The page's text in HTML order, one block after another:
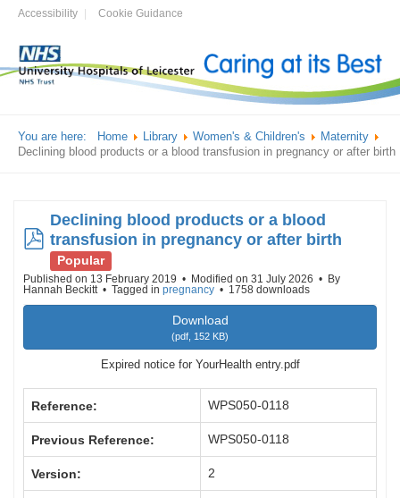
Accessibility Cookie Guidance
You are here: Home Library Women's & Children's
Maternity
Declining blood products or a blood transfusion in pregnancy or after birth
pdf
Declining blood products or a blood
transfusion in pregnancy or after birth
Popular
Published on 13 February 2019 Modified on 31 July 2026
By
Hannah Beckitt
Tagged in pregnancy 1758 downloads
Download
(pdf, 152 KB)
Expired notice for YourHealth entry.pdf
Reference: WPS050-0118
Previous Reference: WPS050-0118
Version: 2